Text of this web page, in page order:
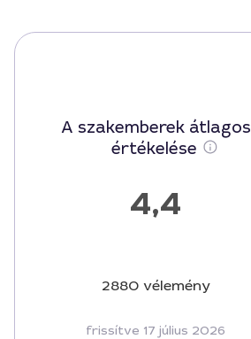
A szakemberek átlagos
értékelése
4,4
2880 vélemény
frissítve 17 július 2026